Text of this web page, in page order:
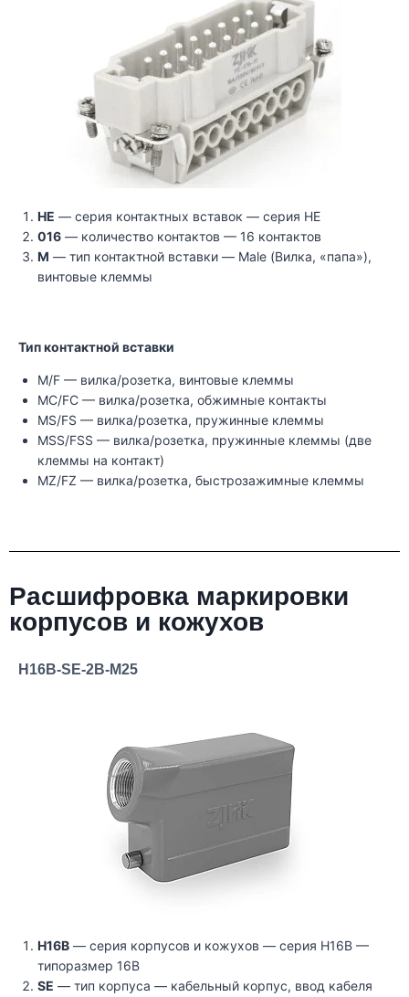
HE — серия контактных вставок — серия HE
016 — количество контактов — 16 контактов
M — тип контактной вставки — Male (Вилка, «папа»),
винтовые клеммы
Тип контактной вставки
M/F — вилка/розетка, винтовые клеммы
MC/FC — вилка/розетка, обжимные контакты
MS/FS — вилка/розетка, пружинные клеммы
MSS/FSS — вилка/розетка, пружинные клеммы (две
клеммы на контакт)
MZ/FZ — вилка/розетка, быстрозажимные клеммы
Расшифровка маркировки
корпусов и кожухов
H16B-SE-2B-M25
H16B — серия корпусов и кожухов — серия H16B —
типоразмер 16B
SE — тип корпуса — кабельный корпус, ввод кабеля